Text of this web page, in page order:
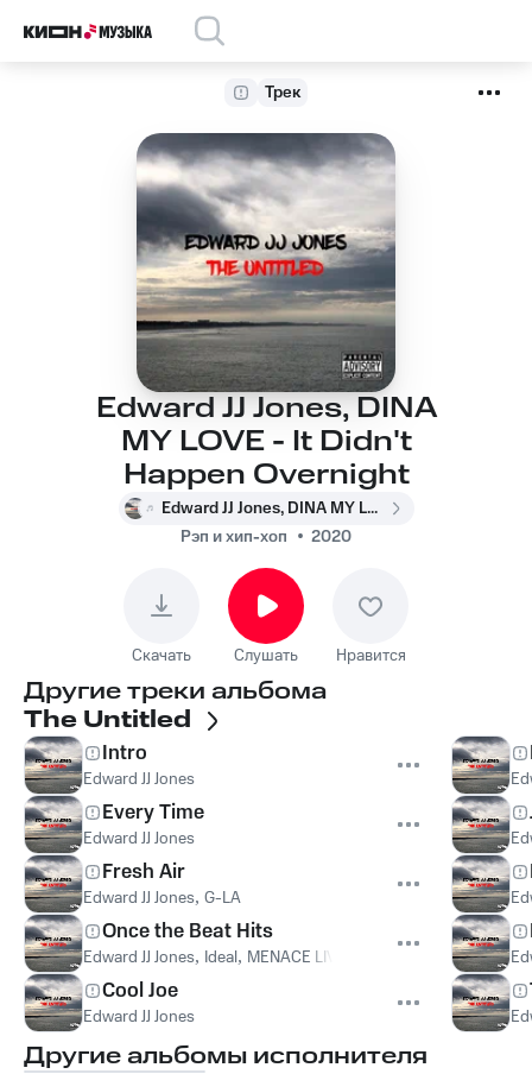
Трек
Edward JJ Jones, DINA
MY LOVE - It Didn't
Happen Overnight
Edward JJ Jones, DINA MY LOVE
Рэп и хип-хоп
2020
Скачать Слушать Нравится
Другие треки альбома
The Untitled
Intro
Edward JJ Jones
Every Time
Edward JJ Jones
Fresh Air
Edward JJ Jones, G-LA
Once the Beat Hits
Edward JJ Jones, Ideal, MENACE LIVE BABY MAR MAR
Cool Joe
Edward JJ Jones
Другие альбомы исполнителя